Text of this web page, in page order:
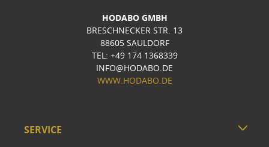
HODABO GMBH
BRESCHNECKER STR. 13
88605 SAULDORF
TEL: +49 174 1368339
INFO@HODABO.DE
WWW.HODABO.DE
SERVICE